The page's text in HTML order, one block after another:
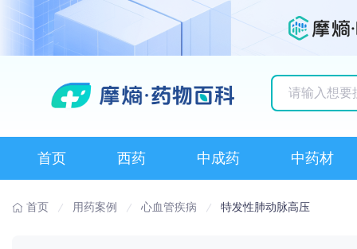
首页 西药 中成药 中药材
首页 用药案例 心血管疾病 特发性肺动脉高压